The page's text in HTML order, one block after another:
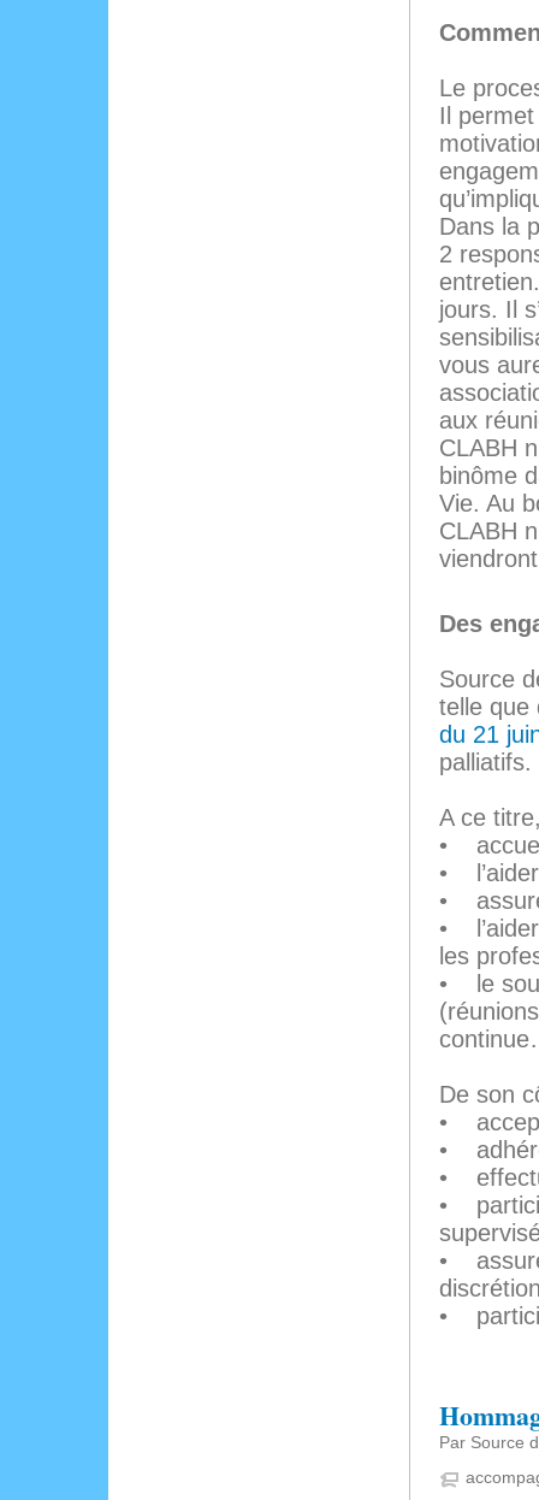
Le
Il
Dans la
2
jours. Il
vous
aux
CLABH
binôme
Vie. Au
CLABH
Des
Source
telle que
du 21
palliatifs.
A ce
•
•
•
•
les
• le
De son
•
•
•
•
•
•
Par Source